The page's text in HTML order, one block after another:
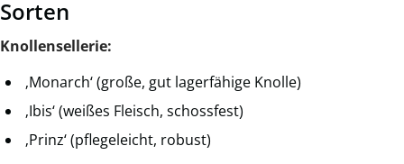
Sorten
Knollensellerie:
‚Monarch‘ (große, gut lagerfähige Knolle)
‚Ibis‘ (weißes Fleisch, schossfest)
‚Prinz‘ (pflegeleicht, robust)